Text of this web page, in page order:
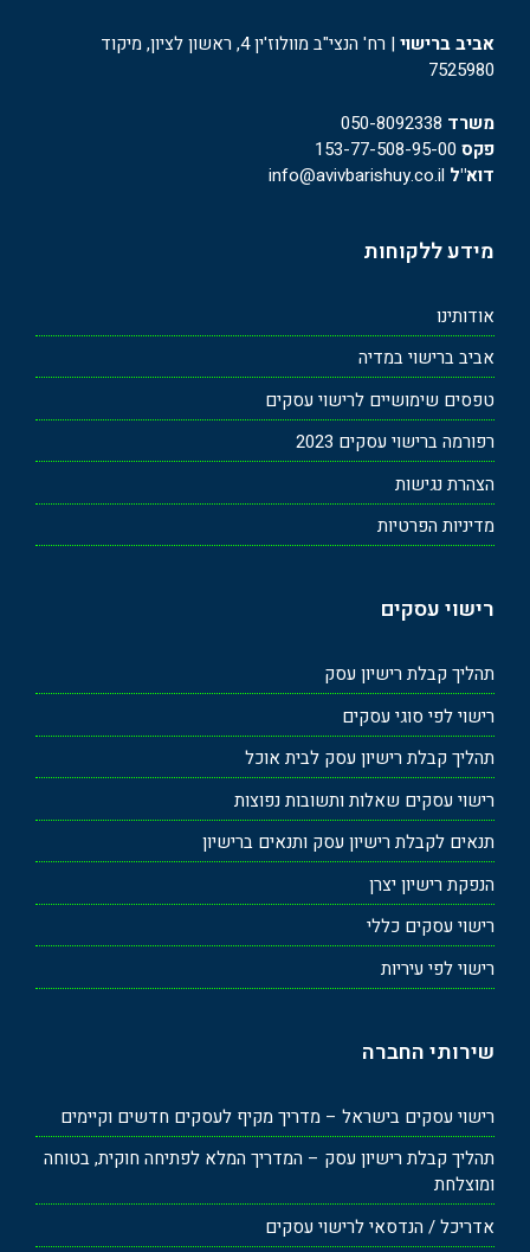
אביב ברישוי
| רח' הנצי"ב מוולוז'ין 4, ראשון לציון, מיקוד
7525980
משרד 050-8092338
פקס
דוא"ל
מידע ללקוחות
אודותינו
אביב ברישוי במדיה
טפסים שימושיים לרישוי עסקים
רפורמה ברישוי עסקים 2023
הצהרת נגישות
מדיניות הפרטיות
רישוי עסקים
תהליך קבלת רישיון עסק
רישוי לפי סוגי עסקים
תהליך קבלת רישיון עסק לבית אוכל
רישוי עסקים שאלות ותשובות נפוצות
תנאים לקבלת רישיון עסק ותנאים ברישיון
הנפקת רישיון יצרן
רישוי עסקים כללי
רישוי לפי עיריות
שירותי החברה
רישוי עסקים בישראל – מדריך מקיף לעסקים חדשים וקיימים
תהליך קבלת רישיון עסק – המדריך המלא לפתיחה חוקית, בטוחה
ומוצלחת
אדריכל / הנדסאי לרישוי עסקים